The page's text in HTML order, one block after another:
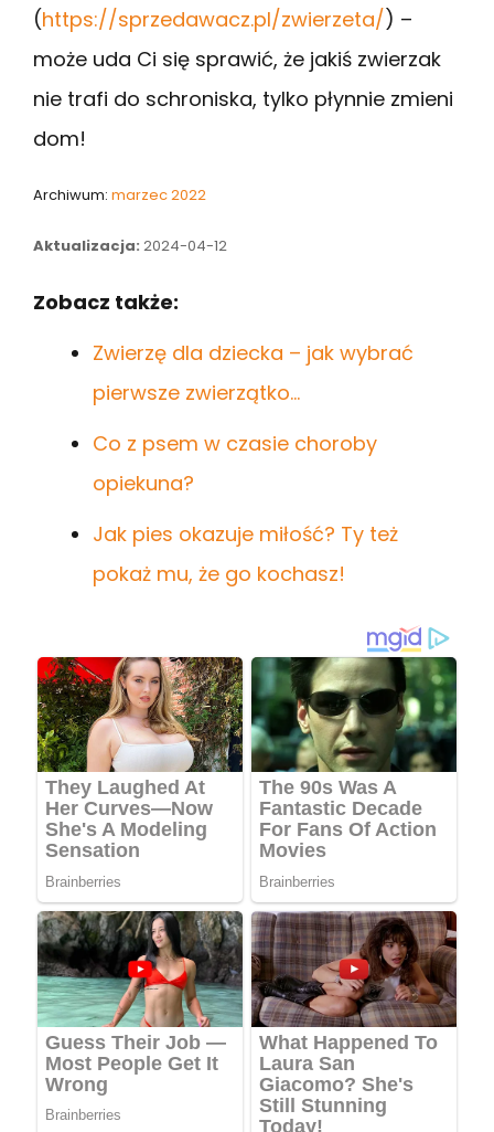
(https://sprzedawacz.pl/zwierzeta/) –
może uda Ci się sprawić, że jakiś zwierzak
nie trafi do schroniska, tylko płynnie zmieni
dom!
Archiwum: marzec 2022
Aktualizacja: 2024-04-12
Zobacz także:
Zwierzę dla dziecka – jak wybrać
pierwsze zwierzątko…
Co z psem w czasie choroby
opiekuna?
Jak pies okazuje miłość? Ty też
pokaż mu, że go kochasz!